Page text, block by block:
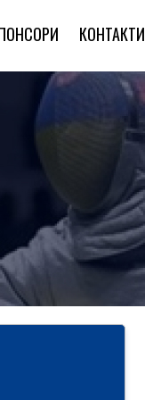
КОНТАКТИ